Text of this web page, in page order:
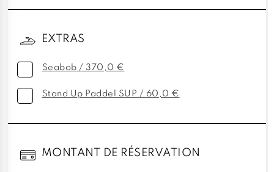
EXTRAS
Seabob / 370,0 €
Stand Up Paddel SUP / 60,0 €
MONTANT DE RÉSERVATION